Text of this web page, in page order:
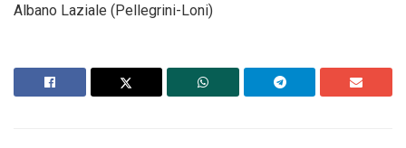
Albano Laziale (Pellegrini-Loni)